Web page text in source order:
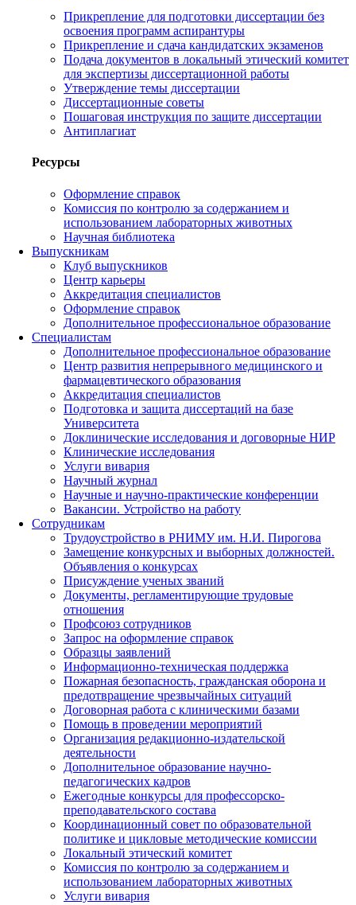
Прикрепление для подготовки диссертации без
освоения программ аспирантуры
Прикрепление и сдача кандидатских экзаменов
Подача документов в локальный этический комитет
для экспертизы диссертационной работы
Утверждение темы диссертации
Диссертационные советы
Пошаговая инструкция по защите диссертации
Антиплагиат
Ресурсы
Оформление справок
Комиссия по контролю за содержанием и
использованием лабораторных животных
Научная библиотека
Выпускникам
Клуб выпускников
Центр карьеры
Аккредитация специалистов
Оформление справок
Дополнительное профессиональное образование
Специалистам
Дополнительное профессиональное образование
Центр развития непрерывного медицинского и
фармацевтического образования
Аккредитация специалистов
Подготовка и защита диссертаций на базе
Университета
Доклинические исследования и договорные НИР
Клинические исследования
Услуги вивария
Научный журнал
Научные и научно-практические конференции
Вакансии. Устройство на работу
Сотрудникам
Трудоустройство в РНИМУ им. Н.И. Пирогова
Замещение конкурсных и выборных должностей.
Объявления о конкурсах
Присуждение ученых званий
Документы, регламентирующие трудовые
отношения
Профсоюз сотрудников
Запрос на оформление справок
Образцы заявлений
Информационно-техническая поддержка
Пожарная безопасность, гражданская оборона и
предотвращение чрезвычайных ситуаций
Договорная работа с клиническими базами
Помощь в проведении мероприятий
Организация редакционно-издательской
деятельности
Дополнительное образование научно-
педагогических кадров
Ежегодные конкурсы для профессорско-
преподавательского состава
Координационный совет по образовательной
политике и цикловые методические комиссии
Локальный этический комитет
Комиссия по контролю за содержанием и
использованием лабораторных животных
Услуги вивария